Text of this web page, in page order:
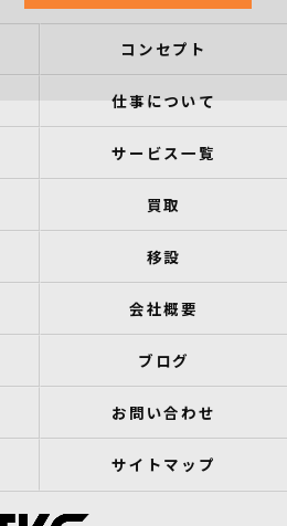
コンセプト
仕事について
サービス一覧
買取
移設
会社概要
ブログ
お問い合わせ
サイトマップ